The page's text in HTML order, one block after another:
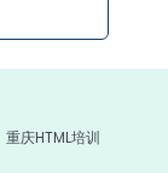
重庆HTML培训